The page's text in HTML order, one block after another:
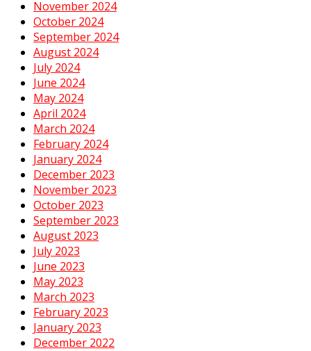
November 2024
October 2024
September 2024
August 2024
July 2024
June 2024
May 2024
April 2024
March 2024
February 2024
January 2024
December 2023
November 2023
October 2023
September 2023
August 2023
July 2023
June 2023
May 2023
March 2023
February 2023
January 2023
December 2022